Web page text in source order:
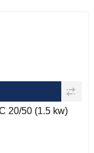
20/50 (1.5 kw)